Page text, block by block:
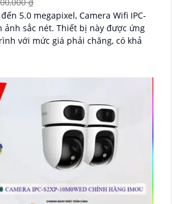
5.0 megapixel, Camera Wifi IPC-
bị này được ứng
với mức giá phải chăng, có khả